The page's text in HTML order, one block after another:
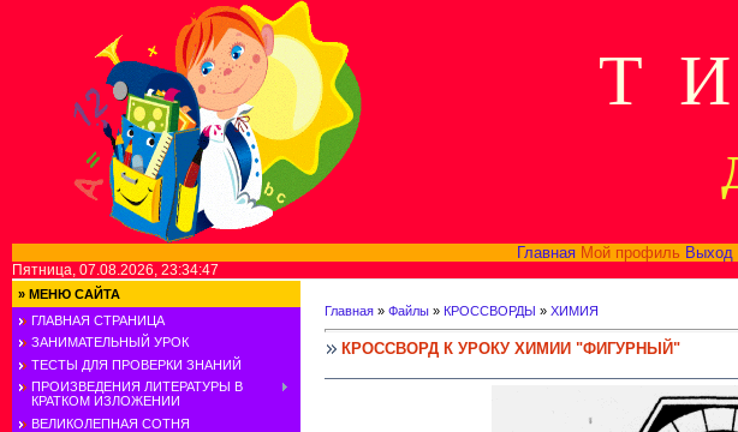
Т
Главная Мой профиль Выход
Пятница, 07.08.2026, 23:34:47
» МЕНЮ САЙТА
ГЛАВНАЯ СТРАНИЦА
ЗАНИМАТЕЛЬНЫЙ УРОК
ТЕСТЫ ДЛЯ ПРОВЕРКИ ЗНАНИЙ
ПРОИЗВЕДЕНИЯ ЛИТЕРАТУРЫ В
КРАТКОМ ИЗЛОЖЕНИИ
ВЕЛИКОЛЕПНАЯ СОТНЯ
Главная » Файлы » КРОССВОРДЫ » ХИМИЯ
КРОССВОРД К УРОКУ ХИМИИ "ФИГУРНЫЙ"